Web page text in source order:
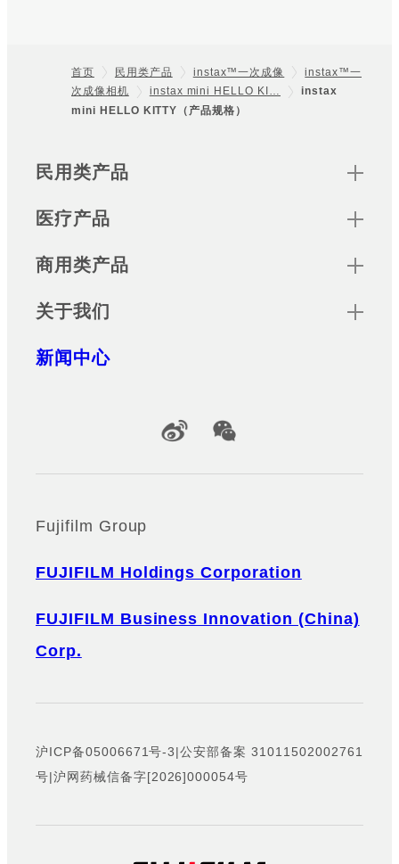
Footer
首页 民用类产品 instax™一次成像
instax™一
次成像相机
instax mini HELLO KI…
instax
mini HELLO KITTY（产品规格）
Sitemap
民用类产品
医疗产品
商用类产品
关于我们
新闻中心
Official Social Media Accounts
Fujifilm Group
FUJIFILM Holdings Corporation
FUJIFILM Business Innovation (China)
Corp.
沪ICP备05006671号-3|公安部备案 31011502002761
号|沪网药械信备字[2026]000054号